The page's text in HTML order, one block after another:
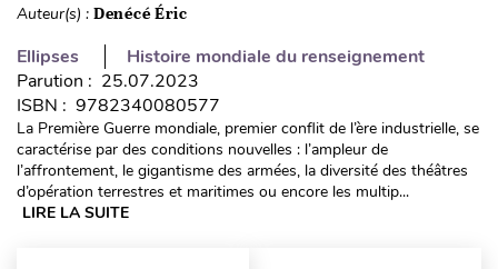
Auteur(s) : Denécé Éric
Ellipses
Histoire mondiale du renseignement
Parution : 25.07.2023
ISBN : 9782340080577
La Première Guerre mondiale, premier conflit de l’ère industrielle, se
caractérise par des conditions nouvelles : l’ampleur de
l’affrontement, le gigantisme des armées, la diversité des théâtres
d’opération terrestres et maritimes ou encore les multip...
LIRE LA SUITE